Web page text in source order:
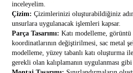
inceleyelim.
Çizim: Çizimlerinizi oluşturabildiğiniz
unsurlara uygulanacak işlemleri kapsar.
Parça Tasarımı: Katı modelleme,
koordinatlarının değiştirilmesi, sac metal
modelleme, yüzey tabanlı katı oluşturma
gerekli olan kalıplamanın uygulanması